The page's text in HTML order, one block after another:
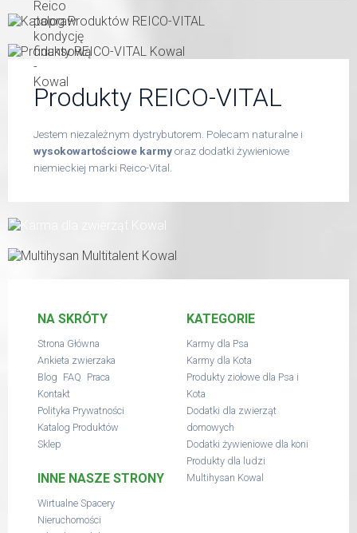
Produkty REICO-VITAL
Jestem niezależnym dystrybutorem. Polecam naturalne i
wysokowartościowe karmyoraz dodatki żywieniowe
niemieckiej marki Reico-Vital.
NA SKRÓTY
Strona Główna
Ankieta zwierzaka
Blog FAQ Praca
Kontakt
Polityka Prywatności
Katalog Produktów
Sklep
INNE NASZE STRONY
Wirtualne Spacery
Nieruchomości
KATEGORIE
Karmy dla Psa
Karmy dla Kota
Produkty ziołowe dla Psa i
Kota
Dodatki dla zwierząt
domowych
Dodatki żywieniowe dla koni
Produkty dla ludzi
Multihysan Kowal